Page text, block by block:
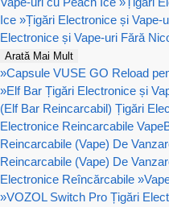
Ice »Țigări Electronice și Vape-
Electronice și Vape-uri Fără
Arată Mai Mult
»Capsule VUSE GO Reload
»Elf Bar Țigări Electronice și
(Elf Bar Reincarcabil) Țigări
Electronice Reincarcabile
Reincarcabile (Vape) De
Reincarcabile (Vape) De
Electronice Reîncărcabile »
»VOZOL Switch Pro Țigări